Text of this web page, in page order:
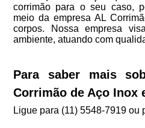
corrimão para o seu caso,
meio da empresa AL
corpos. Nossa empresa
ambiente, atuando com
Para saber mais
Corrimão de Aço Inox
Ligue para (11) 5548-7919ou